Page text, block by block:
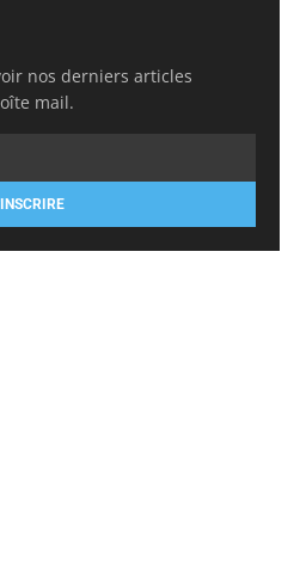
nos derniers articles
mail.